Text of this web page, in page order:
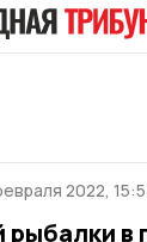
2022,
рыбалки в